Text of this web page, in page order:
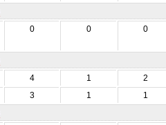
0 0 0
4 1
2
3 1
1